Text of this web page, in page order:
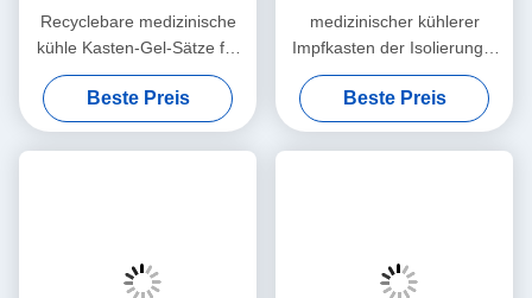
Recyclebare medizinische
kühle Kasten-Gel-Sätze für
Impfblut-Transport
Beste Preis
medizinischer kühlerer
Impfkasten der Isolierungs-
42L für Medizin-Speicher
Beste Preis